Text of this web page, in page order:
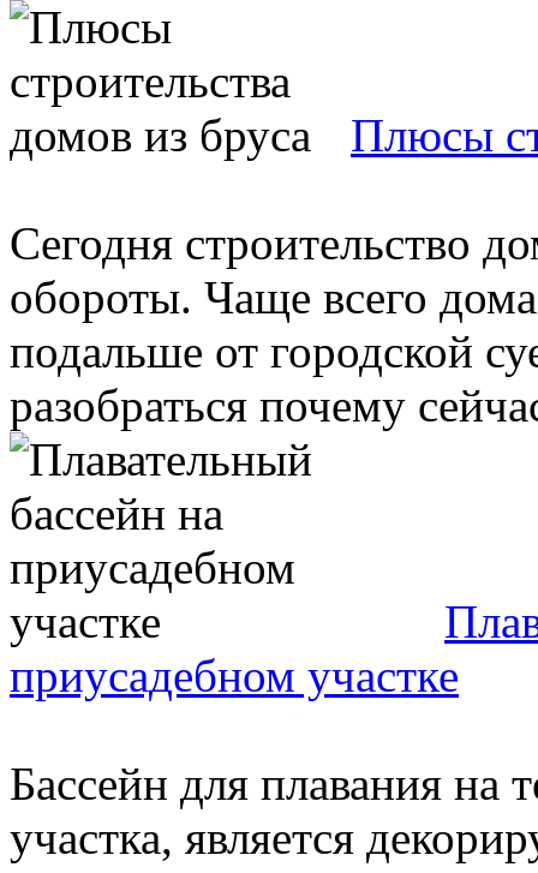
Плюсы
Сегодня строительство
обороты. Чаще всего дома
подальше от городской
разобраться почему
приусадебном участке
Бассейн для плавания на
участка, является